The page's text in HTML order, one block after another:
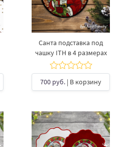
Санта подставка под
чашку ITH в 4 размерах
700 руб. | В корзину